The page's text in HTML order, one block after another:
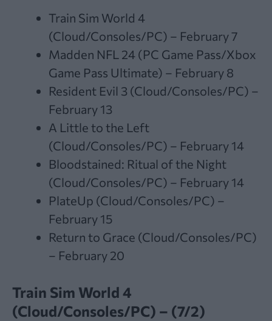
Train Sim World 4
(Cloud/Consoles/PC) – February 7
Madden NFL 24 (PC Game Pass/Xbox
Game Pass Ultimate) – February 8
Resident Evil 3 (Cloud/Consoles/PC) –
February 13
A Little to the Left
(Cloud/Consoles/PC) – February 14
Bloodstained: Ritual of the Night
(Cloud/Consoles/PC) – February 14
PlateUp (Cloud/Consoles/PC) –
February 15
Return to Grace (Cloud/Consoles/PC)
– February 20
Train Sim World 4
(Cloud/Consoles/PC) – (7/2)